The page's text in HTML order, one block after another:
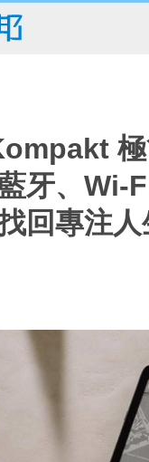
極
牙、Wi-
回專注人